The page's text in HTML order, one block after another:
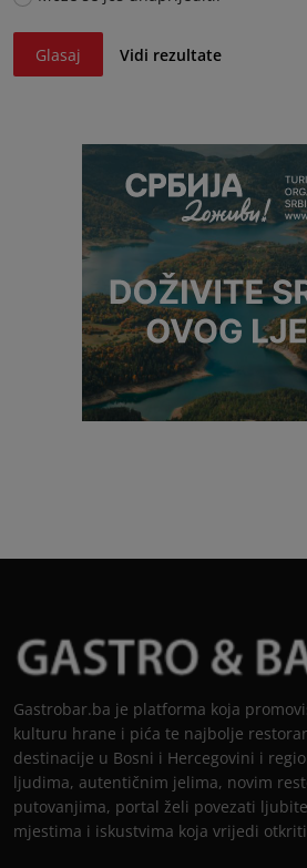
Glasaj Vidi rezultate
Gastrobar.ba je platforma koja
kulturu hrane i pića te najbolje
destinacije u Bosni i Hercegovini i
ljudima, autentičnim jelima, novim
putovanjima, portal želi povezati
mjestima i iskustvima koja vrijedi